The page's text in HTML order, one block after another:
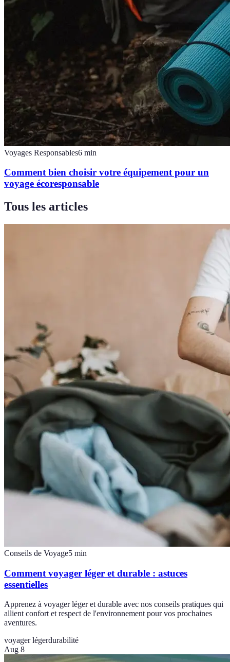
Voyages Responsables6 min
Comment bien choisir votre équipement pour un
voyage écoresponsable
Tous les articles
Conseils de Voyage5 min
Comment voyager léger et durable : astuces
essentielles
Apprenez à voyager léger et durable avec nos conseils pratiques qui
allient confort et respect de l'environnement pour vos prochaines
aventures.
voyager légerdurabilité
Aug 8